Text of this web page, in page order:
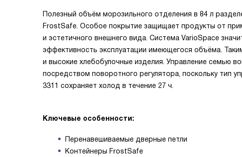
Полезный объём морозильного отделения в 84 л
FrostSafe. Особое покрытие защищает продукты от
и эстетичного внешнего вида. Система VarioSpace
эффективность эксплуатации имеющегося объёма.
и высокие хлебобулочные изделия. Управление семью
посредством поворотного регулятора, поскольку тип
3311 сохраняет холод в течение 27 ч.
Ключевые особенности:
Перенавешиваемые дверные петли
Контейнеры FrostSafe